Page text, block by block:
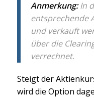
Anmerkung:In
entsprechende
und verkauft
über die
verrechnet.
Steigt der
wird die Option